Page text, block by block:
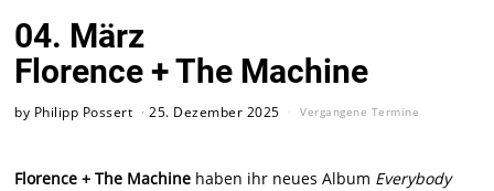
04. März
Florence + The Machine
by Philipp Possert 25. Dezember 2025 Vergangene Termine
Florence + The Machine haben ihr neues Album Everybody